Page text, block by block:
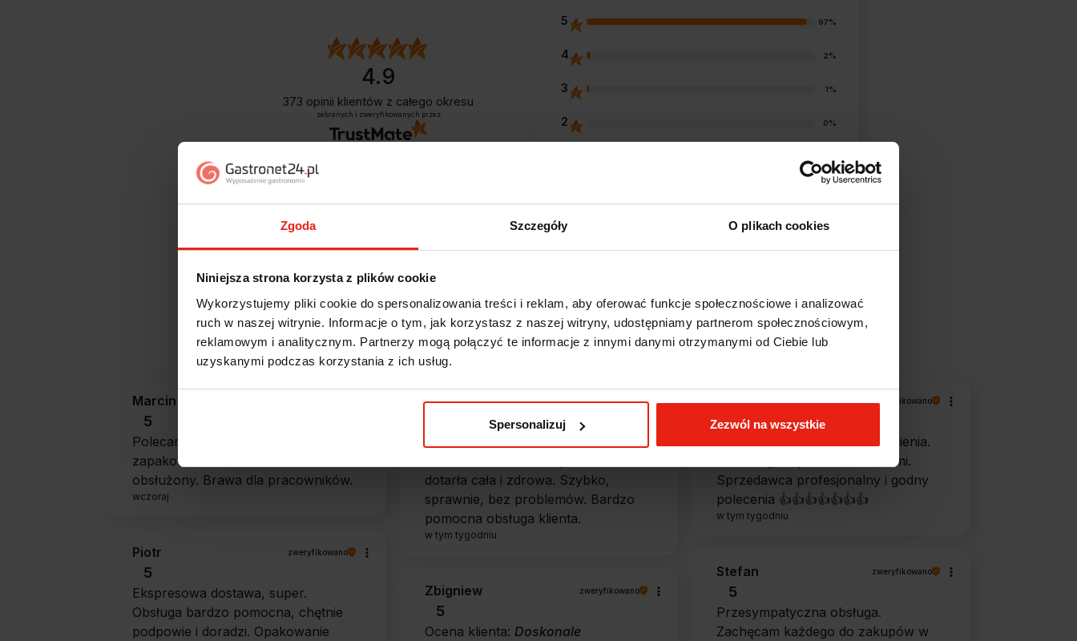
Zgoda Szczegóły O plikach cookies
Niniejsza strona korzysta z plików cookie
Wykorzystujemy pliki cookie do spersonalizowania treści i reklam, aby oferować funkcje społecznościowe i analizować
ruch w naszej witrynie. Informacje o tym, jak korzystasz z naszej witryny, udostępniamy partnerom społecznościowym,
reklamowym i analitycznym. Partnerzy mogą połączyć te informacje z innymi danymi otrzymanymi od Ciebie lub
uzyskanymi podczas korzystania z ich usług.
Spersonalizuj Zezwól na wszystkie
4.9
373 opinii klientów z całego okresu
zebranych i zweryfikowanych przez
5 97%
4 2%
3 1%
2 0%
filtry
Jak zbieramy opinie?
Marcin
5
Polecam szybko sprawnie dobrze
zapakowane Zostałem świetnie
obsłużony. Brawa dla pracowników.
wczoraj
Alicja zweryfikowano
Jestem zaskoczona, że ta paczka
dotarła cała i zdrowa. Szybko,
sprawnie, bez problemów. Bardzo
pomocna obsługa klienta.
w tym tygodniu
Magdalena zweryfikowano
5
Ekspresowa realizacja zamówienia.
Towar zgodny z oczekiwaniami.
Sprzedawca profesjonalny i godny
polecenia 👍️👍️👍️👍️👍️👍️👍️
w tym tygodniu
Piotr zweryfikowano
5
Ekspresowa dostawa, super.
Obsługa bardzo pomocna, chętnie
podpowie i doradzi. Opakowanie
Stefan zweryfikowano
5
Przesympatyczna obsługa.
Zachęcam każdego do zakupów w
Zbigniew zweryfikowano
5
Ocena klienta: Doskonale